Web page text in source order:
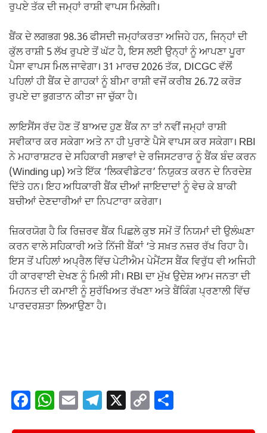
ਰੁਪਏ ਤੱਕ ਦੀ ਜਮ੍ਹਾਂ ਰਾਸ਼ੀ ਵਾਪਸ ਮਿਲੇਗੀ।
ਬੈਂਕ ਦੇ ਲਗਭਗ 98.36 ਫੀਸਦੀ ਜਮ੍ਹਾਂਕਰਤਾ ਅਜਿਹੇ ਹਨ, ਜਿਨ੍ਹਾਂ ਦੀ
ਕੁੱਲ ਰਾਸ਼ੀ 5 ਲੱਖ ਰੁਪਏ ਤੋਂ ਘੱਟ ਹੈ, ਇਸ ਲਈ ਉਨ੍ਹਾਂ ਨੂੰ ਆਪਣਾ ਪੂਰਾ
ਪੈਸਾ ਵਾਪਸ ਮਿਲ ਜਾਵੇਗਾ। 31 ਮਾਰਚ 2026 ਤੱਕ, DICGC ਵੱਲੋਂ
ਪਹਿਲਾਂ ਹੀ ਬੈਂਕ ਦੇ ਗਾਹਕਾਂ ਨੂੰ ਬੀਮਾ ਰਾਸ਼ੀ ਵਜੋਂ ਕਰੀਬ 26.72 ਕਰੋੜ
ਰੁਪਏ ਦਾ ਭੁਗਤਾਨ ਕੀਤਾ ਜਾ ਚੁੱਕਾ ਹੈ।
ਲਾਇਸੈਂਸ ਰੱਦ ਹੋਣ ਤੋਂ ਬਾਅਦ ਹੁਣ ਬੈਂਕ ਨਾ ਤਾਂ ਨਵੀਂ ਜਮ੍ਹਾਂ ਰਾਸ਼ੀ
ਸਵੀਕਾਰ ਕਰ ਸਕੇਗਾ ਅਤੇ ਨਾ ਹੀ ਪੁਰਾਣੇ ਪੈਸੇ ਵਾਪਸ ਕਰ ਸਕੇਗਾ। RBI
ਨੇ ਮਹਾਰਾਸ਼ਟਰ ਦੇ ਸਹਿਕਾਰੀ ਸਭਾਵਾਂ ਦੇ ਰਜਿਸਟਰਾਰ ਨੂੰ ਬੈਂਕ ਬੰਦ ਕਰਨ
(Winding up) ਅਤੇ ਇੱਕ ‘ਲਿਕਵੀਡੇਟਰ’ ਨਿਯੁਕਤ ਕਰਨ ਦੇ ਨਿਰਦੇਸ਼
ਦਿੱਤੇ ਹਨ। ਇਹ ਅਧਿਕਾਰੀ ਬੈਂਕ ਦੀਆਂ ਜਾਇਦਾਦਾਂ ਨੂੰ ਵੇਚ ਕੇ ਬਾਕੀ
ਬਚੀਆਂ ਦੇਣਦਾਰੀਆਂ ਦਾ ਨਿਪਟਾਰਾ ਕਰੇਗਾ।
ਜ਼ਿਕਰਯੋਗ ਹੈ ਕਿ ਰਿਜ਼ਰਵ ਬੈਂਕ ਪਿਛਲੇ ਕੁਝ ਸਮੇਂ ਤੋਂ ਨਿਯਮਾਂ ਦੀ ਉਲੰਘਣਾ
ਕਰਨ ਵਾਲੇ ਸਹਿਕਾਰੀ ਅਤੇ ਨਿੱਜੀ ਬੈਂਕਾਂ ‘ਤੇ ਸਖ਼ਤ ਨਜ਼ਰ ਰੱਖ ਰਿਹਾ ਹੈ।
ਇਸ ਤੋਂ ਪਹਿਲਾਂ ਅਪ੍ਰੈਲ ਵਿੱਚ ਪੇਟੀਐਮ ਪੇਮੈਂਟਸ ਬੈਂਕ ਵਿਰੁੱਧ ਵੀ ਅਜਿਹੀ
ਹੀ ਕਾਰਵਾਈ ਦੇਖਣ ਨੂੰ ਮਿਲੀ ਸੀ। RBI ਦਾ ਮੁੱਖ ਉਦੇਸ਼ ਆਮ ਜਨਤਾ ਦੀ
ਮਿਹਨਤ ਦੀ ਕਮਾਈ ਨੂੰ ਸੁਰੱਖਿਅਤ ਰੱਖਣਾ ਅਤੇ ਬੈਂਕਿੰਗ ਪ੍ਰਣਾਲੀ ਵਿੱਚ
ਪਾਰਦਰਸ਼ਤਾ ਲਿਆਉਣਾ ਹੈ।
F W E T X C